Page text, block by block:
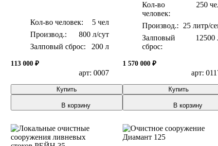
Кол-во человек:
5 чел
800 л/сут
Залповый сброс:
200 л
113 000 ₽
арт: 0007
Купить
В корзину
Кол-во
человек:
250
25 литр/
Залповый
сброс:
12500
1 570 000 ₽
арт:
Купить
В корзину